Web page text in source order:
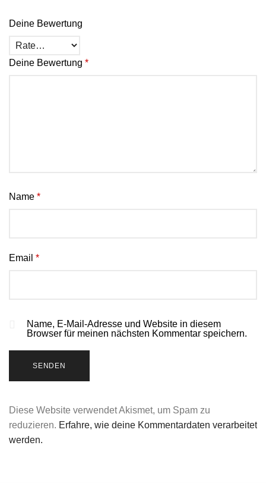
Deine Bewertung
Deine Bewertung *
Name *
Email *
Name, E-Mail-Adresse und Website in diesem
Browser für meinen nächsten Kommentar speichern.
Diese Website verwendet Akismet, um Spam zu
reduzieren. Erfahre, wie deine Kommentardaten verarbeitet
werden.